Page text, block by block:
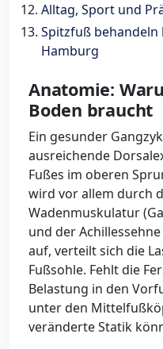
Alltag, Sport und
Spitzfuß behandeln
Hamburg
Anatomie:
Boden braucht
Ein gesunder
ausreichende
Fußes im oberen
wird vor allem durch
Wadenmuskulatur
und der
auf, verteilt sich die
Fußsohle. Fehlt die
Belastung in den
unter den
veränderte Statik